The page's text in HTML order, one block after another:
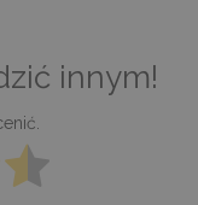
innym!